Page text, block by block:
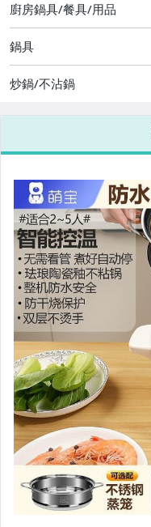
古董、藝術與礦石
手機、配件與通訊
美容保養與彩妝
電腦、平板與周邊
相機、攝影與周邊
運動、戶外與休閒
電玩遊戲與主機
嬰幼兒與孕婦
汽機車精品百貨
居家、家具與園藝
玩具、模型與公仔
男性精品與服飾
女裝與服飾配件
偶像、球員卡與郵幣
手錶與飾品配件
女包精品與女鞋
廚房鍋具/餐具/用品
鍋具
炒鍋/不沾鍋